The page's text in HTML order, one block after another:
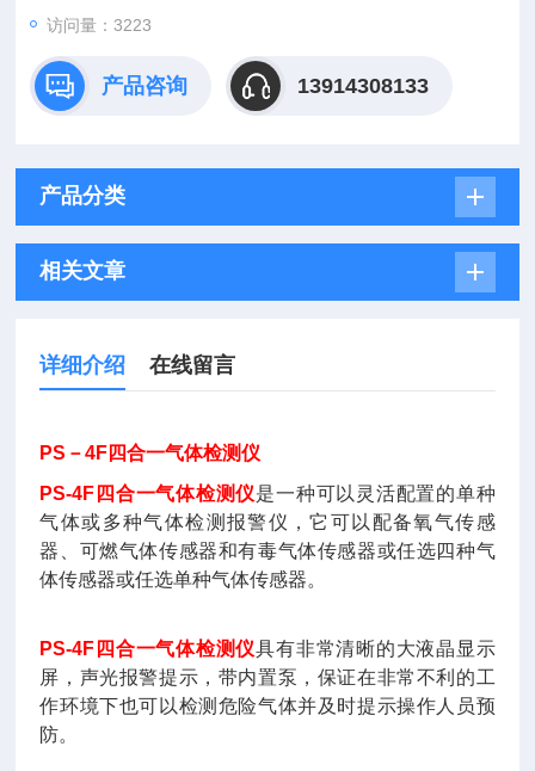
访问量：3223
产品咨询 13914308133
产品分类
相关文章
详细介绍 在线留言
PS －4F四合一气体检测仪
PS-4F四合一气体检测仪是一种可以灵活配置的单种
气体或多种气体检测报警仪，它可以配备氧气传感
器、可燃气体传感器和有毒气体传感器或任选四种气
体传感器或任选单种气体传感器。
PS-4F四合一气体检测仪具有非常清晰的大液晶显示
屏，声光报警提示，带内置泵，保证在非常不利的工
作环境下也可以检测危险气体并及时提示操作人员预
防。